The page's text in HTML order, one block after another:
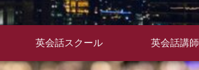
英会話スクール 英会話講師